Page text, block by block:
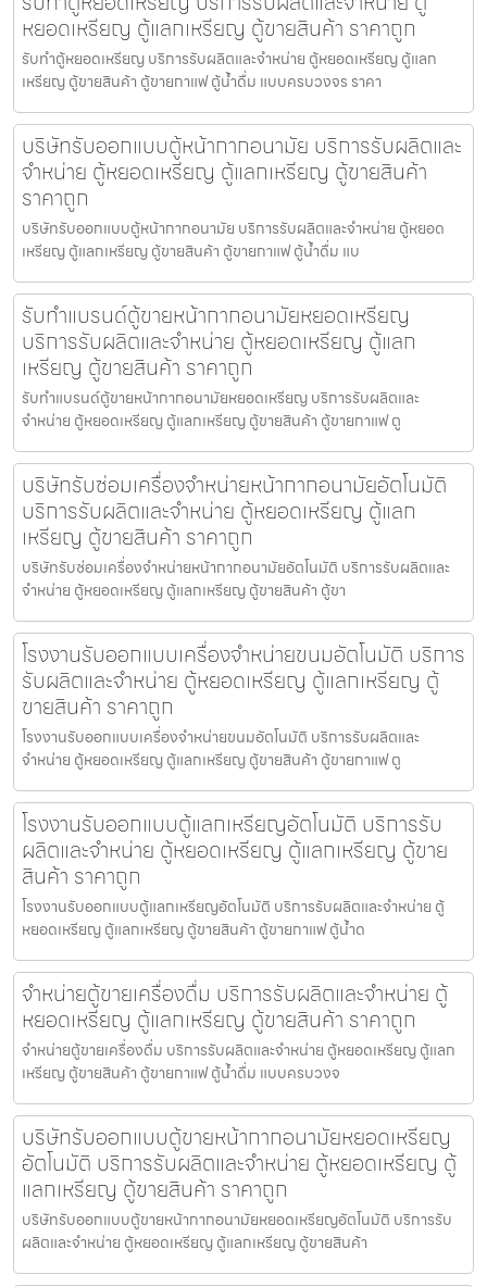
หยอดเหรียญ ตู้แลกเหรียญ ตู้ขายสินค้า ราคาถูก
รับทำตู้หยอดเหรียญ บริการรับผลิตและจำหน่าย ตู้หยอดเหรียญ ตู้แลก
เหรียญ ตู้ขายสินค้า ตู้ขายกาแฟ ตู้น้ำดื่ม แบบครบวงจร ราคา
บริษัทรับออกแบบตู้หน้ากากอนามัย บริการรับผลิตและ
จำหน่าย ตู้หยอดเหรียญ ตู้แลกเหรียญ ตู้ขายสินค้า
ราคาถูก
บริษัทรับออกแบบตู้หน้ากากอนามัย บริการรับผลิตและจำหน่าย ตู้หยอด
เหรียญ ตู้แลกเหรียญ ตู้ขายสินค้า ตู้ขายกาแฟ ตู้น้ำดื่ม แบ
รับทำแบรนด์ตู้ขายหน้ากากอนามัยหยอดเหรียญ​​
บริการรับผลิตและจำหน่าย ตู้หยอดเหรียญ ตู้แลก
เหรียญ ตู้ขายสินค้า ราคาถูก
รับทำแบรนด์ตู้ขายหน้ากากอนามัยหยอดเหรียญ​​ บริการรับผลิตและ
จำหน่าย ตู้หยอดเหรียญ ตู้แลกเหรียญ ตู้ขายสินค้า ตู้ขายกาแฟ ตู
บริษัทรับซ่อมเครื่องจำหน่ายหน้ากากอนามัย​อัตโนมัติ
บริการรับผลิตและจำหน่าย ตู้หยอดเหรียญ ตู้แลก
เหรียญ ตู้ขายสินค้า ราคาถูก
บริษัทรับซ่อมเครื่องจำหน่ายหน้ากากอนามัย​อัตโนมัติ บริการรับผลิตและ
จำหน่าย ตู้หยอดเหรียญ ตู้แลกเหรียญ ตู้ขายสินค้า ตู้ขา
โรงงานรับออกแบบเครื่องจำหน่ายขนม​อัตโนมัติ บริการ
รับผลิตและจำหน่าย ตู้หยอดเหรียญ ตู้แลกเหรียญ ตู้
ขายสินค้า ราคาถูก
โรงงานรับออกแบบเครื่องจำหน่ายขนม​อัตโนมัติ บริการรับผลิตและ
จำหน่าย ตู้หยอดเหรียญ ตู้แลกเหรียญ ตู้ขายสินค้า ตู้ขายกาแฟ ตู
โรงงานรับออกแบบตู้แลกเหรียญ​อัตโนมัติ บริการรับ
ผลิตและจำหน่าย ตู้หยอดเหรียญ ตู้แลกเหรียญ ตู้ขาย
สินค้า ราคาถูก
โรงงานรับออกแบบตู้แลกเหรียญ​อัตโนมัติ บริการรับผลิตและจำหน่าย ตู้
หยอดเหรียญ ตู้แลกเหรียญ ตู้ขายสินค้า ตู้ขายกาแฟ ตู้น้ำด
จำหน่ายตู้ขายเครื่องดื่ม บริการรับผลิตและจำหน่าย ตู้
หยอดเหรียญ ตู้แลกเหรียญ ตู้ขายสินค้า ราคาถูก
จำหน่ายตู้ขายเครื่องดื่ม บริการรับผลิตและจำหน่าย ตู้หยอดเหรียญ ตู้แลก
เหรียญ ตู้ขายสินค้า ตู้ขายกาแฟ ตู้น้ำดื่ม แบบครบวงจ
บริษัทรับออกแบบตู้ขายหน้ากากอนามัยหยอดเหรียญ​​​
อัตโนมัติ บริการรับผลิตและจำหน่าย ตู้หยอดเหรียญ ตู้
แลกเหรียญ ตู้ขายสินค้า ราคาถูก
บริษัทรับออกแบบตู้ขายหน้ากากอนามัยหยอดเหรียญ​​​อัตโนมัติ บริการรับ
ผลิตและจำหน่าย ตู้หยอดเหรียญ ตู้แลกเหรียญ ตู้ขายสินค้า